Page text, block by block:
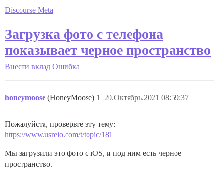
Discourse Meta
Загрузка фото с телефона
показывает черное пространство
Внести вклад Ошибка
honeymoose (HoneyMoose) 20.Октябрь.2021 08:59:37
1
Пожалуйста, проверьте эту тему:
https://www.usreio.com/t/topic/181
Мы загрузили это фото с iOS, и под ним есть черное
пространство.